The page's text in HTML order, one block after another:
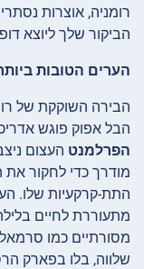
רומניה, אוצרות
הביקור שלך ליוצא
הערים הטובות
הבירה השוקקת של
הבל אפוק פוגש
הפרלמנט העצום
מודרך כדי לחקור את
מתעוררת לחיים
שלווה, בלו בפארק